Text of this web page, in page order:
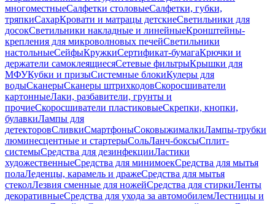
многоместныеСалфетки столовыеСалфетки, губки,
тряпкиСахарКровати и матрацы детскиеСветильники для
досокСветильники накладные и линейныеКронштейны-
крепления для микроволновых печейСветильники
настольныеСейфыКружкиСертификат-бумагаКрючки и
держатели самоклеящиесяСетевые фильтрыКрышки для
МФУКубки и призыСистемные блокиКулеры для
водыСканерыСканеры штрихкодовСкоросшиватели
картонныеЛаки, разбавители, грунты и
прочиеСкоросшиватели пластиковыеСкрепки, кнопки,
булавкиЛампы для
детекторовСливкиСмартфоныСоковыжималкиЛампы-трубки
люминесцентные и стартерыСольЛанч-боксыСплит-
системыСредства для дезинфекцииЛастики
художественныеСредства для минимоекСредства для мытья
полаЛеденцы, карамель и дражеСредства для мытья
стеколЛезвия сменные для ножейСредства для стиркиЛенты
декоративныеСредства для ухода за автомобилемЛестницы и